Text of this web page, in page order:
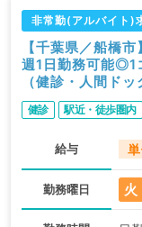
非常勤(アルバイト)
【千葉県／船橋
週1日勤務可能◎1
（健診・人間ドッ
健診 駅近・徒歩圏内
給与
勤務曜日 火